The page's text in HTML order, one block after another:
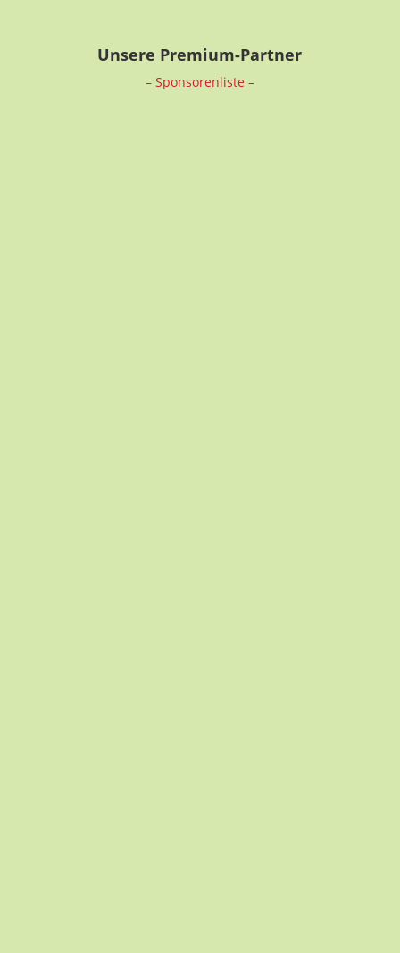
Unsere Premium-Partner
– Sponsorenliste –